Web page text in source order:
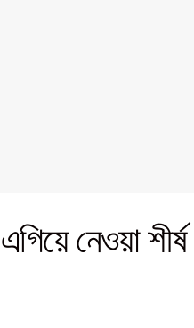
নেওয়া